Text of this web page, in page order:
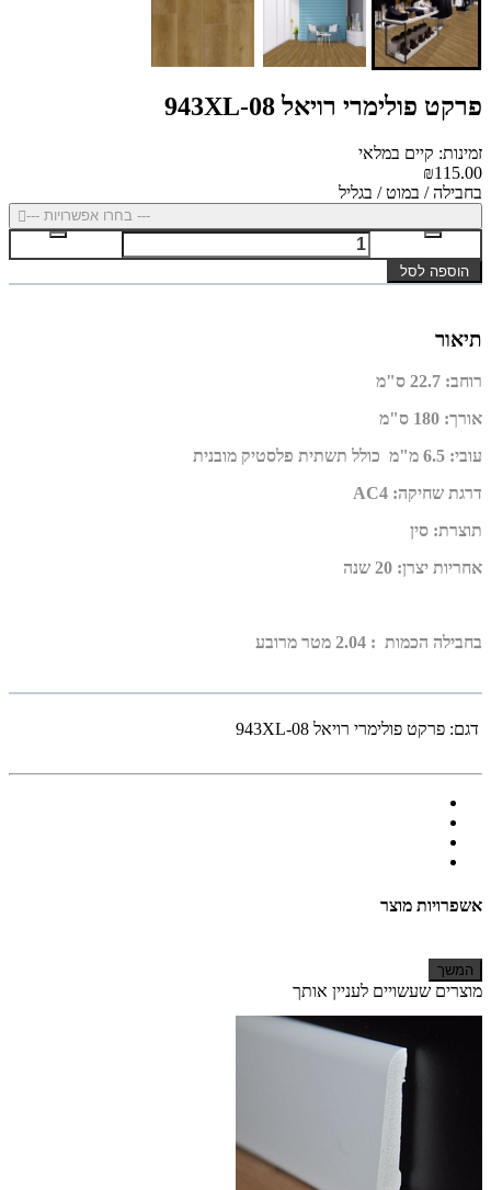
פרקט פולימרי רויאל 943XL-08
זמינות: קיים במלאי
₪115.00
בחבילה / במוט / בגליל
--- בחרו אפשרויות ---
הוספה לסל
תיאור
רוחב: 22.7 ס"מ
אורך: 180 ס"מ
עובי: 6.5 מ"מ
כולל תשתית פלסטיק מובנית
דרגת שחיקה:
AC4
תוצרת: סין
אחריות יצרן: 20 שנה
בחבילה הכמות : 2.04 מטר מרובע
דגם: פרקט פולימרי רויאל 943XL-08
אשפרויות מוצר
המשך
מוצרים שעשויים לעניין אותך